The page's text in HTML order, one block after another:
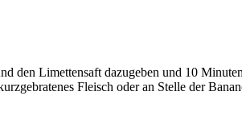
den Limettensaft dazugeben und 10
Fleisch oder an Stelle der